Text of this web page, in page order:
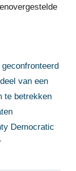
van een
te betrekken
Democratic